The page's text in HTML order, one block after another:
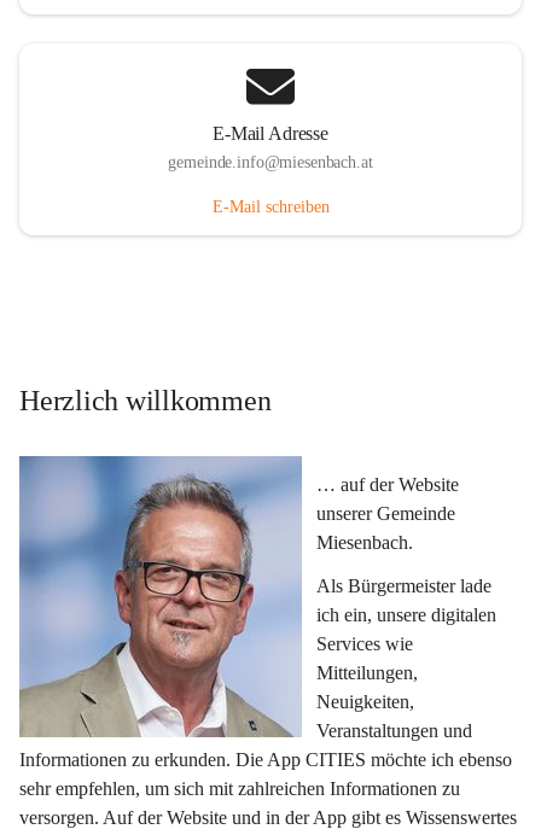
E-Mail Adresse
gemeinde.info@miesenbach.at
E-Mail schreiben
Herzlich willkommen
… auf der Website
unserer Gemeinde
Miesenbach.
Als Bürgermeister lade
ich ein, unsere digitalen
Services wie
Mitteilungen,
Neuigkeiten,
Veranstaltungen und
Informationen zu erkunden. Die App CITIES möchte ich ebenso
sehr empfehlen, um sich mit zahlreichen Informationen zu
versorgen. Auf der Website und in der App gibt es Wissenswertes